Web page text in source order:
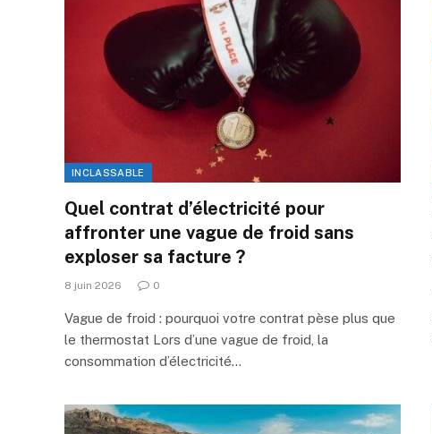
INCLASSABLE
Quel contrat d’électricité pour
affronter une vague de froid sans
exploser sa facture ?
8 juin 2026 0
Vague de froid : pourquoi votre contrat pèse plus que
le thermostat Lors d’une vague de froid, la
consommation d’électricité…